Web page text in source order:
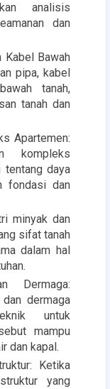
analisis
dan
Kabel Bawah
pipa, kabel
tanah,
tanah dan
Apartemen:
kompleks
tentang daya
fondasi dan
minyak dan
sifat tanah
dalam hal
Dermaga:
dermaga
untuk
mampu
dan kapal.
Ketika
yang